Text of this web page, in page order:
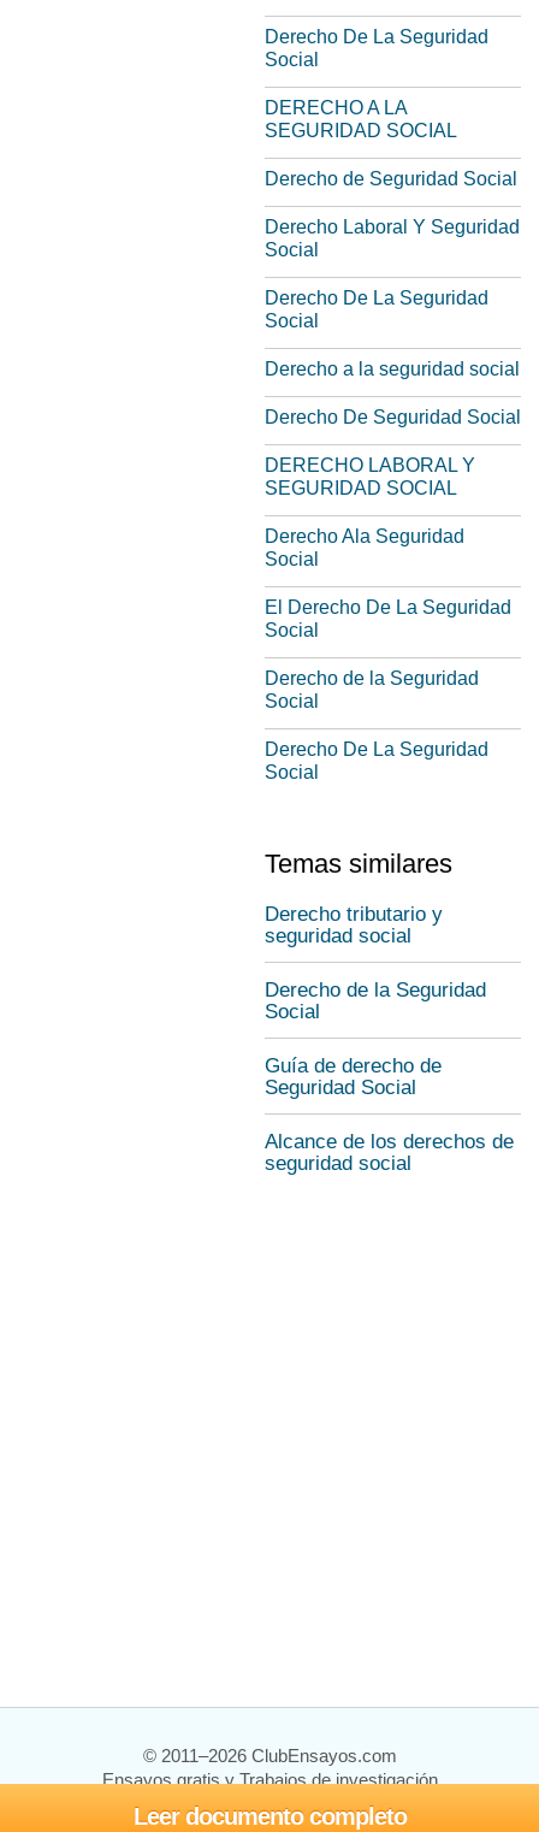
Leer documento completo
Derecho De La Seguridad
Social
DERECHO A LA
SEGURIDAD SOCIAL
Derecho de Seguridad Social
Derecho Laboral Y Seguridad
Social
Derecho De La Seguridad
Social
Derecho a la seguridad social
Derecho De Seguridad Social
DERECHO LABORAL Y
SEGURIDAD SOCIAL
Derecho Ala Seguridad
Social
El Derecho De La Seguridad
Social
Derecho de la Seguridad
Social
Derecho De La Seguridad
Social
Temas similares
Derecho tributario y
seguridad social
Derecho de la Seguridad
Social
Guía de derecho de
Seguridad Social
Alcance de los derechos de
seguridad social
© 2011–2026 ClubEnsayos.com
Ensayos gratis y Trabajos de investigación